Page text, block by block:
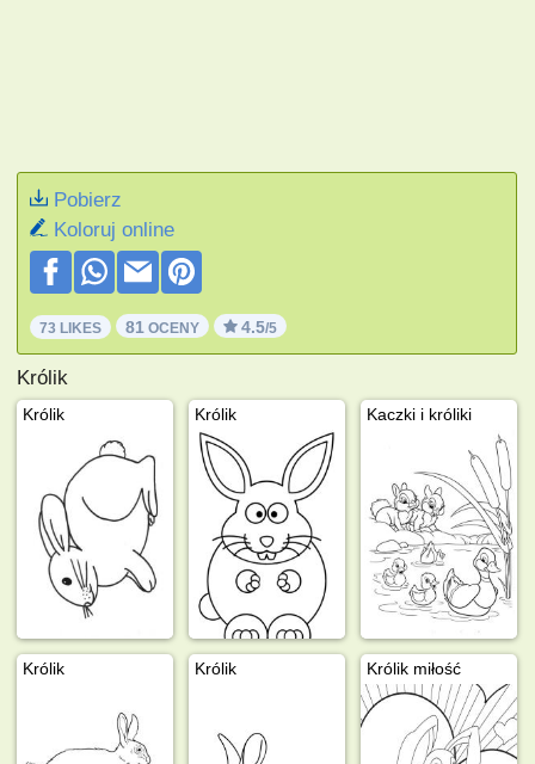
Pobierz
Koloruj online
73 LIKES 81 OCENY 4.5/5
Królik
Królik Królik Kaczki i króliki
Królik Królik Królik miłość